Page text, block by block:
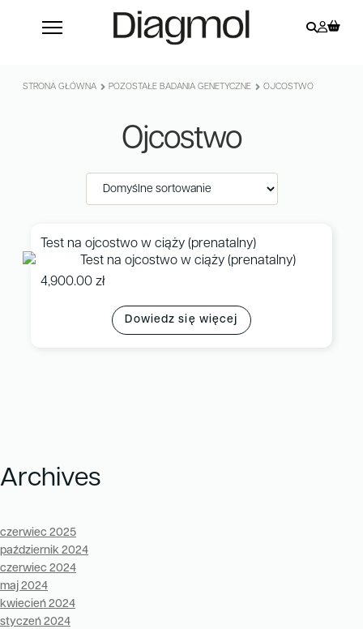
STRONA GŁÓWNA POZOSTAŁE BADANIA GENETYCZNE OJCOSTWO
Ojcostwo
Test na ojcostwo w ciąży (prenatalny)
4,900.00 zł
Dowiedz się więcej
Archives
czerwiec 2025
październik 2024
czerwiec 2024
maj 2024
kwiecień 2024
styczeń 2024